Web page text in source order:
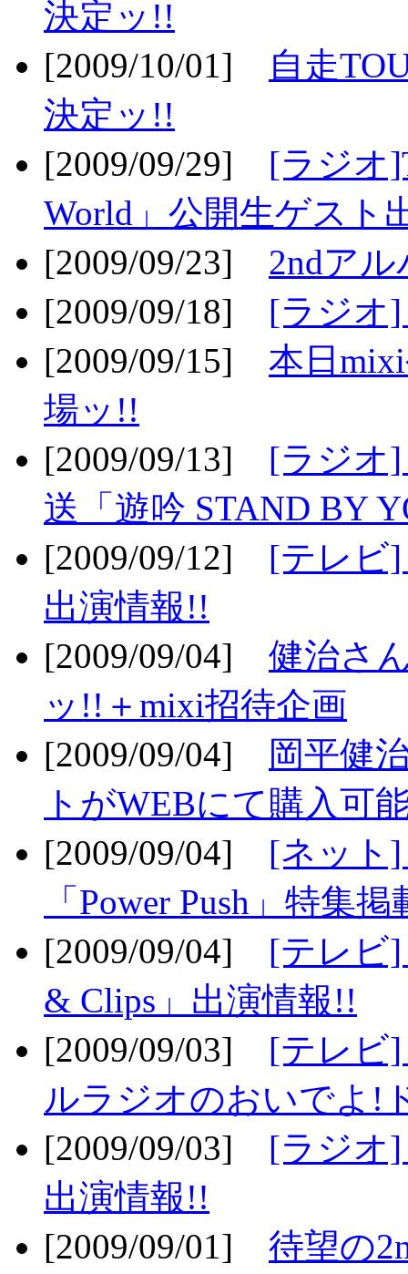
決定ッ!!
[2009/10/01]
自走
決定ッ!!
[2009/09/29] [ラジオ
World」公開生ゲスト
[2009/09/23] 2ndア
[2009/09/18] [ラジオ
[2009/09/15] 本日
場ッ!!
[2009/09/13] [ラジオ]
送「遊吟 STAND BY
[2009/09/12] [テレビ]
出演情報!!
[2009/09/04] 健治さ
ッ!!＋mixi招待企画
[2009/09/04]
岡平健
トがWEBにて購入可
[2009/09/04] [ネット]
「Power Push」特集
[2009/09/04] [テレビ]
& Clips」出演情報!!
[2009/09/03] [テレビ
ルラジオのおいでよ!
[2009/09/03] [ラジオ]
出演情報!!
[2009/09/01] 待望の